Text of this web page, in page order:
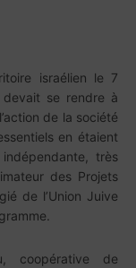
israélien le 7
devait se rendre à
de la société
en étaient
très
des Projets
de l’Union Juive
coopérative de